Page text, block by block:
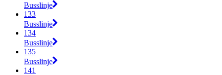
Busslinje
133
Busslinje
134
Busslinje
135
Busslinje
141